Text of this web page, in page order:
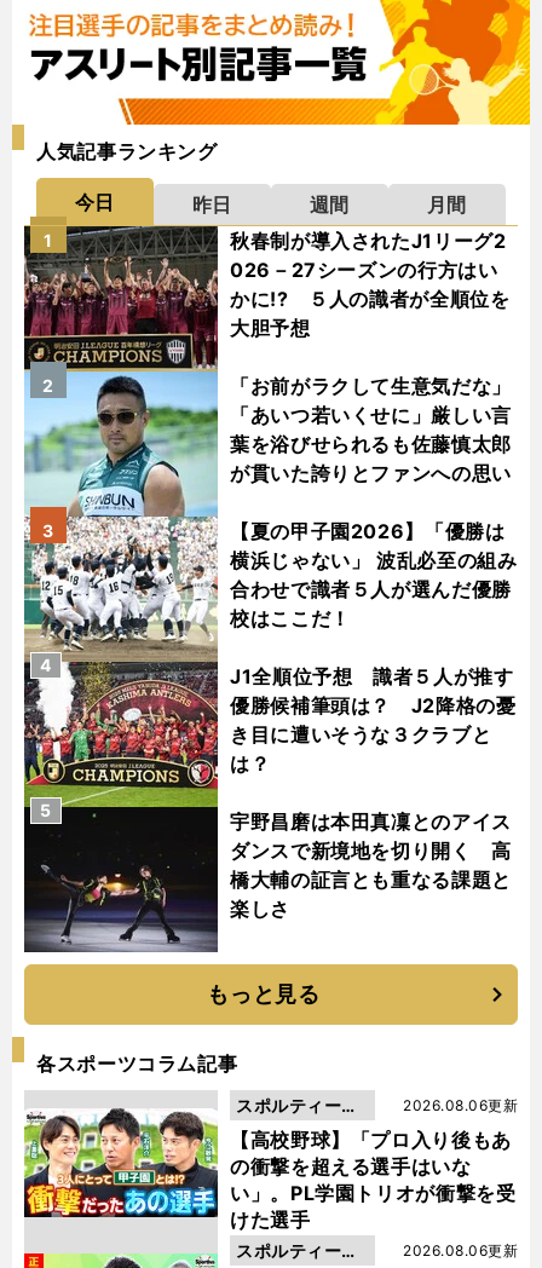
人気記事ランキング
今日 昨日 週間
月間
秋春制が導入されたJ1リーグ2
026－27シーズンの行方はい
かに!? ５人の識者が全順位を
大胆予想
1
「お前がラクして生意気だな」
「あいつ若いくせに」厳しい言
葉を浴びせられるも佐藤慎太郎
が貫いた誇りとファンへの思い
2
【夏の甲子園2026】「優勝は
横浜じゃない」 波乱必至の組み
合わせで識者５人が選んだ優勝
校はここだ！
3
J1全順位予想 識者５人が推す
優勝候補筆頭は？ J2降格の憂
き目に遭いそうな３クラブと
は？
4
宇野昌磨は本田真凜とのアイス
ダンスで新境地を切り開く 高
橋大輔の証言とも重なる課題と
楽しさ
5
もっと見る
各スポーツコラム記事
【高校野球】「プロ入り後もあ
の衝撃を超える選手はいな
い」。PL学園トリオが衝撃を受
けた選手
2026.08.06更新
スポルティーバ
動画
2026.08.06更新
スポルティーバ